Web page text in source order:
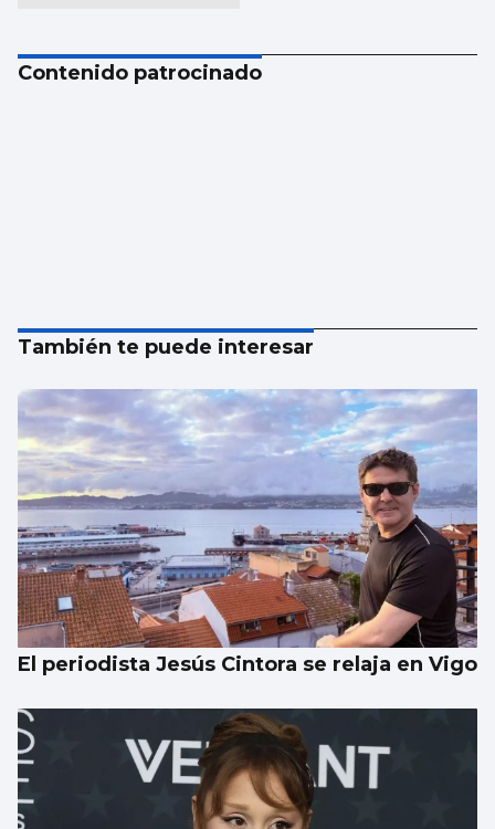
Contenido patrocinado
También te puede interesar
El periodista Jesús Cintora se relaja en Vigo